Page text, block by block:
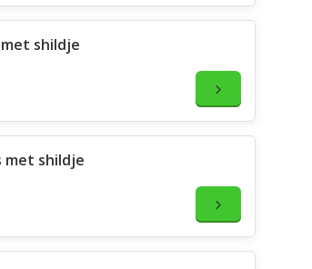
shildje
met shildje